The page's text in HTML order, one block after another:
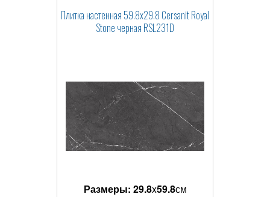
Плитка настенная 59.8x29.8 Cersanit Royal
Stone черная RSL231D
Размеры: 29.8x59.8см